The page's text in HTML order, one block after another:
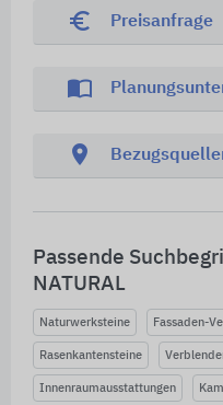
euro_symbol Preisanfrage
import_contacts
location_on
Passende
NATURAL
Naturwerksteine Fassaden-
Rasenkantensteine
Innenraumausstattungen